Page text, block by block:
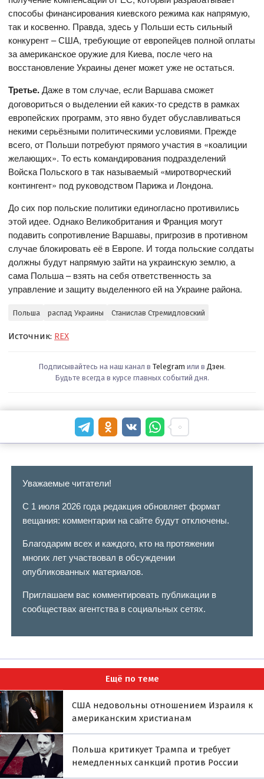
способы финансирования киевского режима как напрямую,
так и косвенно. Правда, здесь у Польши есть сильный
конкурент – США, требующие от европейцев полной оплаты
за американское оружие для Киева, после чего на
восстановление Украины денег может уже не остаться.
Третье.Даже в том случае, если Варшава сможет
договориться о выделении ей каких-то средств в рамках
европейских программ, это явно будет обуславливаться
некими серьёзными политическими условиями. Прежде
всего, от Польши потребуют прямого участия в «коалиции
желающих». То есть командирования подразделений
Войска Польского в так называемый «миротворческий
контингент» под руководством Парижа и Лондона.
До сих пор польские политики единогласно противились
этой идее. Однако Великобритания и Франция могут
подавить сопротивление Варшавы, пригрозив в противном
случае блокировать её в Европе. И тогда польские солдаты
должны будут напрямую зайти на украинскую землю, а
сама Польша – взять на себя ответственность за
управление и защиту выделенного ей на Украине района.
Польша распад Украины Станислав Стремидловский
Источник: REX
Подписывайтесь на наш канал в Telegram или в Дзен.
Будьте всегда в курсе главных событий дня.
Уважаемые читатели!
С 1 июля 2026 года редакция обновляет формат
вещания: комментарии на сайте будут отключены.
Благодарим всех и каждого, кто на протяжении
многих лет участвовал в обсуждении
опубликованных материалов.
Приглашаем вас комментировать публикации в
сообществах агентства в социальных сетях.
Ещё по теме
США недовольны отношением Израиля к
американским христианам
Польша критикует Трампа и требует
немедленных санкций против России